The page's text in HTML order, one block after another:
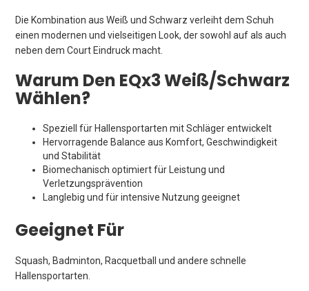
Die Kombination aus Weiß und Schwarz verleiht dem Schuh
einen modernen und vielseitigen Look, der sowohl auf als auch
neben dem Court Eindruck macht.
Warum Den EQx3 Weiß/Schwarz
Wählen?
Speziell für Hallensportarten mit Schläger entwickelt
Hervorragende Balance aus Komfort, Geschwindigkeit
und Stabilität
Biomechanisch optimiert für Leistung und
Verletzungsprävention
Langlebig und für intensive Nutzung geeignet
Geeignet Für
Squash, Badminton, Racquetball und andere schnelle
Hallensportarten.